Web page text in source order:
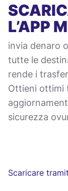
L’APP
invia denaro
tutte le
rende i
Ottieni ottimi
sicurezza
Scaricare